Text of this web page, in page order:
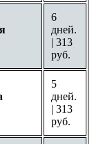
6
дней.
| 313
руб.
5
дней.
| 313
руб.